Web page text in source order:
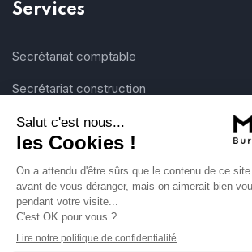
Services
Secrétariat comptable
Secrétariat construction
A propos
Contact
Contact